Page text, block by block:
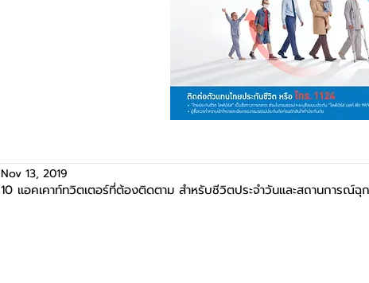
10 แอคเคาท์ทวิตเตอร์ที่ต้องติดตาม สำหรับชีวิตประจำวันและสถานการณ์ฉุ
Nov 13, 2019